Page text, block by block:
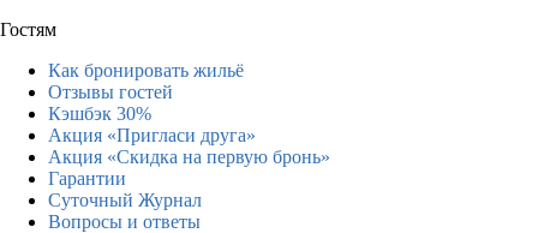
Гостям
Как бронировать жильё
Отзывы гостей
Кэшбэк 30%
Акция «Пригласи друга»
Акция «Скидка на первую бронь»
Гарантии
Суточный Журнал
Вопросы и ответы